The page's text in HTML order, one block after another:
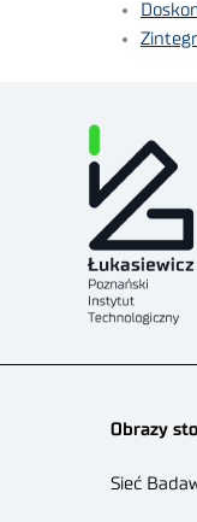
Obrazy
Sieć